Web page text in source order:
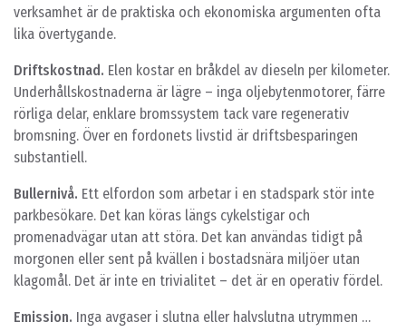
verksamhet är de praktiska och ekonomiska argumenten ofta
lika övertygande.
Driftskostnad. Elen kostar en bråkdel av dieseln per kilometer.
Underhållskostnaderna är lägre – inga oljebytenmotorer, färre
rörliga delar, enklare bromssystem tack vare regenerativ
bromsning. Över en fordonets livstid är driftsbesparingen
substantiell.
Bullernivå. Ett elfordon som arbetar i en stadspark stör inte
parkbesökare. Det kan köras längs cykelstigar och
promenadvägar utan att störa. Det kan användas tidigt på
morgonen eller sent på kvällen i bostadsnära miljöer utan
klagomål. Det är inte en trivialitet – det är en operativ fördel.
Emission. Inga avgaser i slutna eller halvslutna utrymmen …